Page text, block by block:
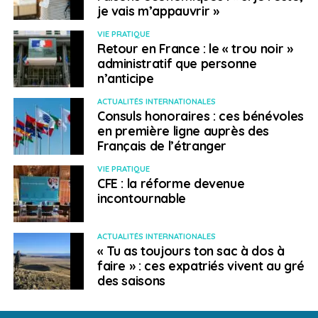
quant à lui, de connaître les offres d’emploi proposées
dans les différentes municipalités et offre également
des services en français à tous les citoyens
francophones.
Expérience Globale Ontario
reconnaissance des compétences et expériences
acquises à l’étranger. Le service peut également
accompagner dans les démarches de recherche
d’emploi en Ontario.
GOJobsest, quant à lui, un moteur de recherche mis en
place par le gouvernement provincial afin de trouver un
emploi ou un stage dans la fonction publique en
Ontario.
Guichet-Emplois etEtablissement.orgsont
également deux plateformes recensant les dernières
je vais m’appauvrir »
VIE PRATIQUE
Retour en France : le « trou noir »
administratif que personne
n’anticipe
ACTUALITÉS INTERNATIONALES
Consuls honoraires : ces bénévoles
en première ligne auprès des
Français de l’étranger
VIE PRATIQUE
CFE : la réforme devenue
incontournable
ACTUALITÉS INTERNATIONALES
« Tu as toujours ton sac à dos à
faire » : ces expatriés vivent au gré
des saisons